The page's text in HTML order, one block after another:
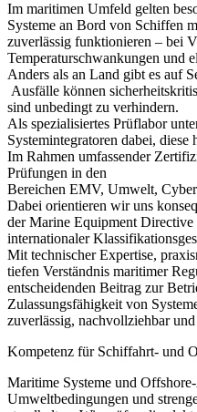
Im maritimen Umfeld gelten
Systeme an Bord von Schiffen
zuverlässig funktionieren – bei
Temperaturschwankungen und
Anders als an Land gibt es auf
Ausfälle können
sind unbedingt zu verhindern.
Als spezialisiertes Prüflabor
Systemintegratoren dabei,
Im Rahmen umfassender
Prüfungen in den
Bereichen EMV, Umwelt,
Dabei orientieren wir uns
der Marine Equipment
internationaler
Mit technischer Expertise,
tiefen Verständnis maritimer
entscheidenden Beitrag zur
Zulassungsfähigkeit von
zuverlässig, nachvollziehbar
Kompetenz für Schiffahrt- und
Maritime Systeme und
Umweltbedingungen und